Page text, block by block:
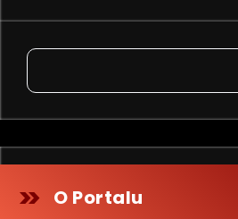
O Portalu